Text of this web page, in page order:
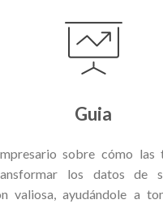
Guia
sobre cómo las
los datos de
valiosa, ayudándole a